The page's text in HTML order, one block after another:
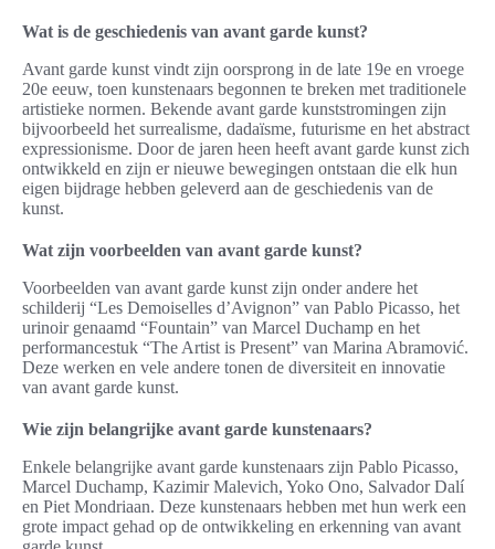
Wat is de geschiedenis van avant garde kunst?
Avant garde kunst vindt zijn oorsprong in de late 19e en vroege
20e eeuw, toen kunstenaars begonnen te breken met traditionele
artistieke normen. Bekende avant garde kunststromingen zijn
bijvoorbeeld het surrealisme, dadaïsme, futurisme en het abstract
expressionisme. Door de jaren heen heeft avant garde kunst zich
ontwikkeld en zijn er nieuwe bewegingen ontstaan die elk hun
eigen bijdrage hebben geleverd aan de geschiedenis van de
kunst.
Wat zijn voorbeelden van avant garde kunst?
Voorbeelden van avant garde kunst zijn onder andere het
schilderij “Les Demoiselles d’Avignon” van Pablo Picasso, het
urinoir genaamd “Fountain” van Marcel Duchamp en het
performancestuk “The Artist is Present” van Marina Abramović.
Deze werken en vele andere tonen de diversiteit en innovatie
van avant garde kunst.
Wie zijn belangrijke avant garde kunstenaars?
Enkele belangrijke avant garde kunstenaars zijn Pablo Picasso,
Marcel Duchamp, Kazimir Malevich, Yoko Ono, Salvador Dalí
en Piet Mondriaan. Deze kunstenaars hebben met hun werk een
grote impact gehad op de ontwikkeling en erkenning van avant